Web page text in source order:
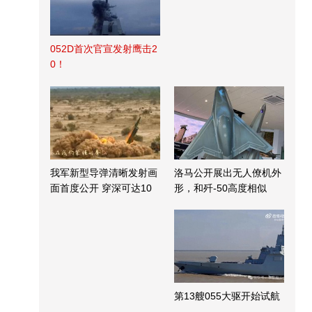
052D首次官宣发射鹰击2
0！
我军新型导弹清晰发射画
面首度公开 穿深可达10
洛马公开展出无人僚机外
形，和歼-50高度相似
第13艘055大驱开始试航